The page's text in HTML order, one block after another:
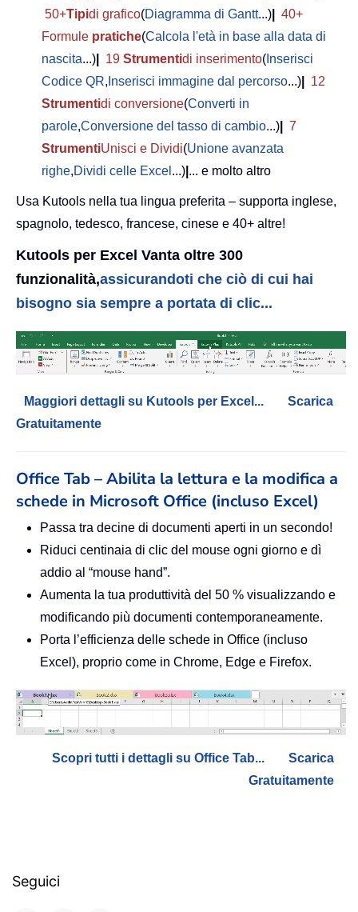
50+Tipidi grafico(Diagramma di Gantt...)
40+
Formule pratiche(Calcola l'età in base alla data di
nascita...) 19 Strumentidi inserimento( Inserisci
Codice QR, Inserisci immagine dal percorso...)
12
Strumentidi conversione(Converti in
parole,Conversione del tasso di cambio...)
7
StrumentiUnisci e Dividi(Unione avanzata
righe,Dividi celle Excel ...) ... e molto altro
Usa Kutools nella tua lingua preferita – supporta inglese,
spagnolo, tedesco, francese, cinese e 40+ altre!
Kutools per Excel Vanta oltre 300
funzionalità,assicurandoti che ciò di cui hai
bisogno sia sempre a portata di clic...
Maggiori dettagli su Kutools per Excel...
Scarica
Gratuitamente
Office Tab – Abilita la lettura e la modifica a
schede in Microsoft Office (incluso Excel)
Passa tra decine di documenti aperti in un secondo!
Riduci centinaia di clic del mouse ogni giorno e dì
addio al “mouse hand”.
Aumenta la tua produttività del 50 % visualizzando e
modificando più documenti contemporaneamente.
Porta l’efficienza delle schede in Office (incluso
Excel), proprio come in Chrome, Edge e Firefox.
Scopri tutti i dettagli su Office Tab...
Scarica
Gratuitamente
Seguici